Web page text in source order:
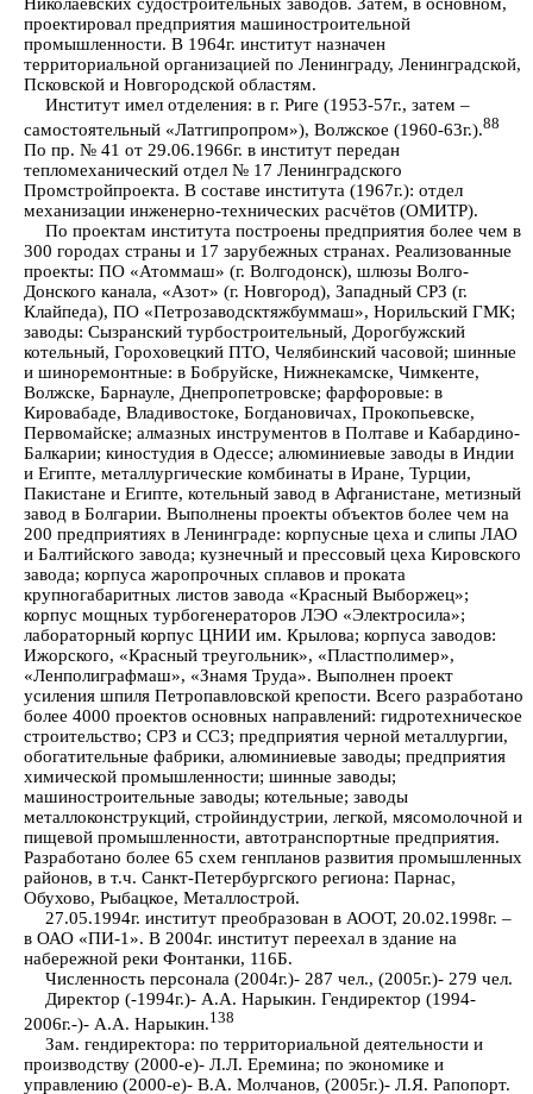
проектировал предприятия машиностроительной
промышленности. В 1964г. институт назначен
территориальной организацией по Ленинграду, Ленинградской,
Псковской и Новгородской областям.
Институт имел отделения: в г. Риге (1953-57г., затем –
самостоятельный «Латгипропром»), Волжское (1960-63г.).88
По пр. № 41 от 29.06.1966г. в институт передан
тепломеханический отдел № 17 Ленинградского
Промстройпроекта. В составе института (1967г.): отдел
механизации инженерно-технических расчётов (ОМИТР).
По проектам института построены предприятия более чем в
300 городах страны и 17 зарубежных странах. Реализованные
проекты: ПО «Атоммаш» (г. Волгодонск), шлюзы Волго-
Донского канала, «Азот» (г. Новгород), Западный СРЗ (г.
Клайпеда), ПО «Петрозаводсктяжбуммаш», Норильский ГМК;
заводы: Сызранский турбостроительный, Дорогбужский
котельный, Гороховецкий ПТО, Челябинский часовой; шинные
и шиноремонтные: в Бобруйске, Нижнекамске, Чимкенте,
Волжске, Барнауле, Днепропетровске; фарфоровые: в
Кировабаде, Владивостоке, Богдановичах, Прокопьевске,
Первомайске; алмазных инструментов в Полтаве и Кабардино-
Балкарии; киностудия в Одессе; алюминиевые заводы в Индии
и Египте, металлургические комбинаты в Иране, Турции,
Пакистане и Египте, котельный завод в Афганистане, метизный
завод в Болгарии. Выполнены проекты объектов более чем на
200 предприятиях в Ленинграде: корпусные цеха и слипы ЛАО
и Балтийского завода; кузнечный и прессовый цеха Кировского
завода; корпуса жаропрочных сплавов и проката
крупногабаритных листов завода «Красный Выборжец»;
корпус мощных турбогенераторов ЛЭО «Электросила»;
лабораторный корпус ЦНИИ им. Крылова; корпуса заводов:
Ижорского, «Красный треугольник», «Пластполимер»,
«Ленполиграфмаш», «Знамя Труда». Выполнен проект
усиления шпиля Петропавловской крепости. Всего разработано
более 4000 проектов основных направлений: гидротехническое
строительство; СРЗ и ССЗ; предприятия черной металлургии,
обогатительные фабрики, алюминиевые заводы; предприятия
химической промышленности; шинные заводы;
машиностроительные заводы; котельные; заводы
металлоконструкций, стройиндустрии, легкой, мясомолочной и
пищевой промышленности, автотранспортные предприятия.
Разработано более 65 схем генпланов развития промышленных
районов, в т.ч. Санкт-Петербургского региона: Парнас,
Обухово, Рыбацкое, Металлострой.
27.05.1994г. институт преобразован в АООТ, 20.02.1998г. –
в ОАО «ПИ-1». В 2004г. институт переехал в здание на
набережной реки Фонтанки, 116Б.
Численность персонала (2004г.)- 287 чел., (2005г.)- 279 чел.
Директор (-1994г.)- А.А. Нарыкин. Гендиректор (1994-
2006г.-)- А.А. Нарыкин.138
Зам. гендиректора: по территориальной деятельности и
производству (2000-е)- Л.Л. Еремина; по экономике и
управлению (2000-е)- В.А. Молчанов, (2005г.)- Л.Я. Рапопорт.